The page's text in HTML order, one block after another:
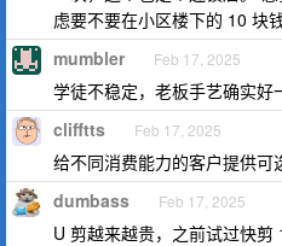
虑要不要在小区楼下的 10 块
mumbler Feb 17, 2025
学徒不稳定，老板手艺确实好
clifftts Feb 17, 2025
给不同消费能力的客户提供可
dumbass Feb 17, 2025
U 剪越来越贵，之前试过快